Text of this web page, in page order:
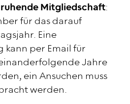
Mitgliedschaft:
für das darauf
Eine
kann per Email für
Jahre
ein Ansuchen muss
werden.